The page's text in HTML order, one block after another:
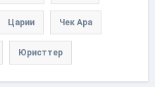
Царии Чек Ара
Юристтер